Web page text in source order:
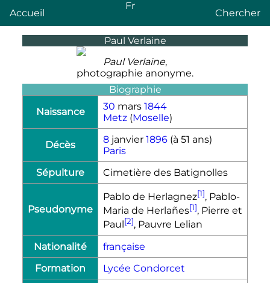
Accueil
Fr
Chercher
Paul Verlaine
Paul Verlaine,
photographie anonyme.
Biographie
Naissance
30 mars 1844
Metz (Moselle)
Décès 8 janvier 1896 (à 51 ans)
Paris
Sépulture
Cimetière des Batignolles
Pseudonyme
Pablo de Herlagnez[1], Pablo-
Maria de Herlañes[1], Pierre et
Paul [2], Pauvre Lelian
Nationalité
française
Formation
Lycée Condorcet